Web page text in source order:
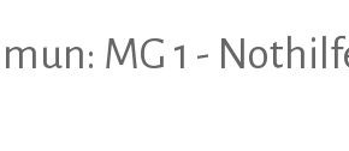
MG 1 -